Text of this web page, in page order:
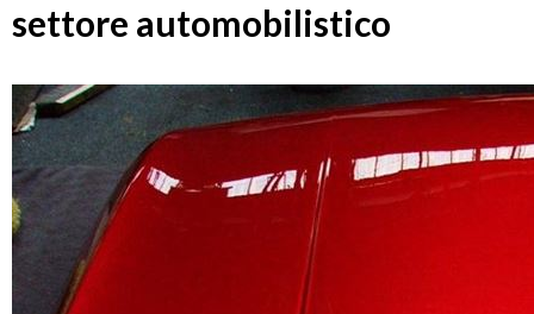
settore automobilistico